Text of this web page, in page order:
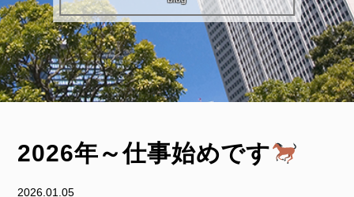
2026年～仕事始めです
2026.01.05